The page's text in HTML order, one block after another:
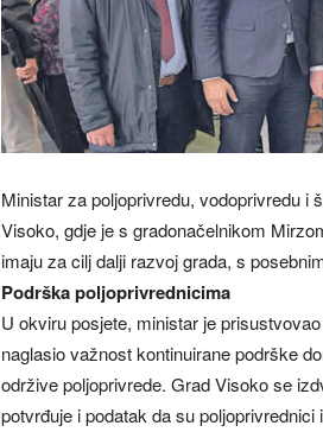
Ministar za poljoprivredu, vodoprivredu i
Visoko, gdje je s gradonačelnikom
imaju za cilj dalji razvoj grada, s
Podrška poljoprivrednicima
U okviru posjete, ministar je
naglasio važnost kontinuirane podrške
održive poljoprivrede. Grad Visoko se
potvrđuje i podatak da su